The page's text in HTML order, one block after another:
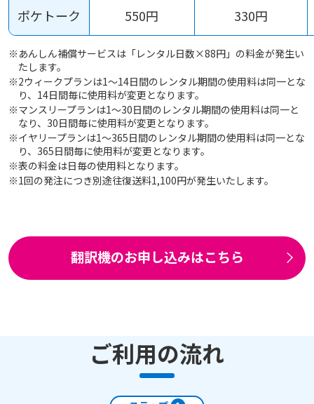
ポケトーク 550円 330円
※あんしん補償サービスは「レンタル日数×88円」の料金が発生い
たします。
※2ウィークプランは1～14日間のレンタル期間の使用料は同一とな
り、14日間毎に使用料が変更となります。
※マンスリープランは1～30日間のレンタル期間の使用料は同一と
なり、30日間毎に使用料が変更となります。
※イヤリープランは1～365日間のレンタル期間の使用料は同一とな
り、365日間毎に使用料が変更となります。
※表の料金は日毎の使用料となります。
※1回の発注につき別途往復送料1,100円が発生いたします。
翻訳機のお申し込みはこちら
ご利用の流れ